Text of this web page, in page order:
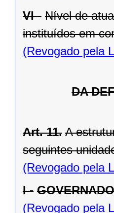
VI - Nível de
instituídos em
(Revogado pela
DA
Art. 11. A
seguintes
(Revogado pela
I -
(Revogado pela